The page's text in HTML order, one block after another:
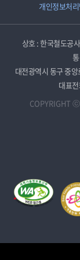
개인정보처
상호 : 한국철도공사
대전광역시 동구 중
대표
COPYRIGHT